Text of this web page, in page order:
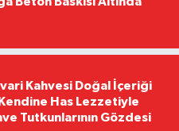
Kahvesi Doğal İçeriği
Has Lezzetiyle
Tutkunlarının Gözdesi